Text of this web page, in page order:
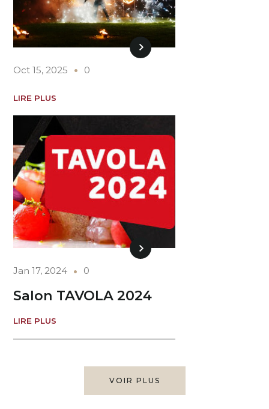
Oct 15, 2025 0
LIRE PLUS
Jan 17, 2024 0
Salon TAVOLA 2024
LIRE PLUS
VOIR PLUS